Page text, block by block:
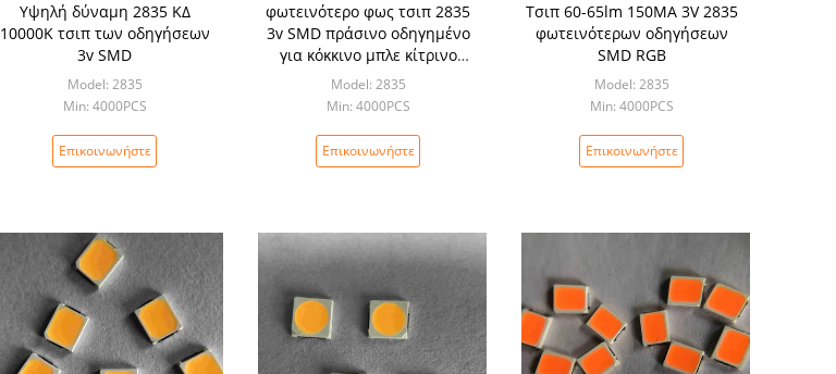
Υψηλή δύναμη 2835 ΚΔ
10000K τσιπ των οδηγήσεων
3v SMD
Model: 2835
Min: 4000PCS
Επικοινωνήστε
φωτεινότερο φως τσιπ 2835
3v SMD πράσινο οδηγημένο
για κόκκινο μπλε κίτρινο
χρώμα κιβωτίων αγγελιών το
ελαφρύ
Model: 2835
Min: 4000PCS
Επικοινωνήστε
Τσιπ 60-65lm 150MA 3V 2835
φωτεινότερων οδηγήσεων
SMD RGB
Model: 2835
Min: 4000PCS
Επικοινωνήστε